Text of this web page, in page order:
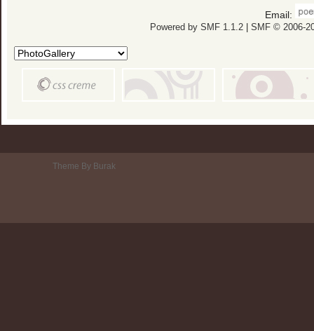
Email:
Powered by SMF 1.1.2| SMF © 2006-
Theme By Burak